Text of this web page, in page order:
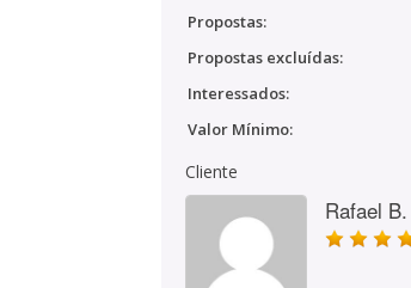
Propostas:
Propostas excluídas:
Interessados:
Valor Mínimo:
Cliente
Rafael B.